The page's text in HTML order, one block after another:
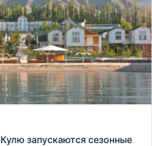
запускаются сезонные